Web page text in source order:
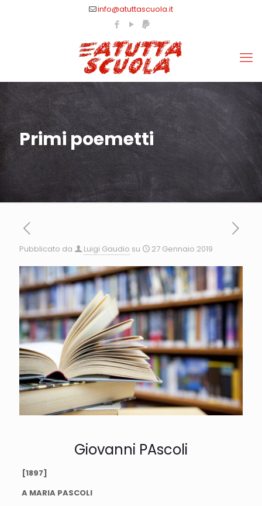
info@atuttascuola.it
Primi poemetti
Pubblicato da Luigi Gaudio su 27 Gennaio 2019
Giovanni PAscoli
[1897]
A MARIA PASCOLI